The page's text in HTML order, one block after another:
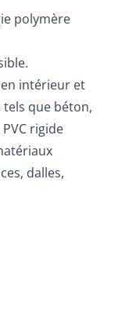
polymère
intérieur et
que béton,
rigide
dalles,